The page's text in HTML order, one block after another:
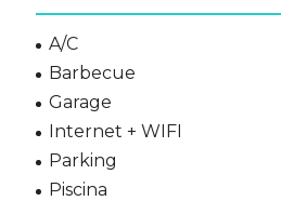
A/C
Barbecue
Garage
Internet + WIFI
Parking
Piscina